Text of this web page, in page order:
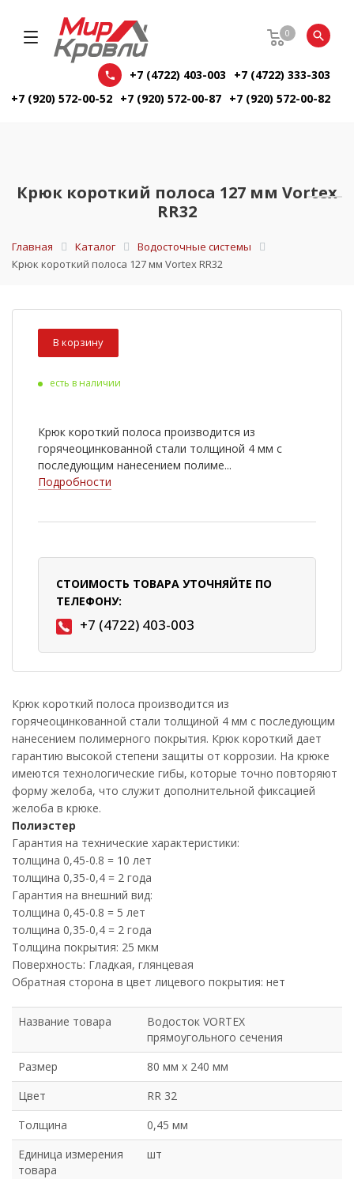
0
+7 (4722) 403-003
+7 (4722) 333-303
+7 (920) 572-00-52 +7 (920) 572-00-87 +7 (920) 572-00-82
Крюк короткий полоса 127 мм Vortex
RR32
Главная Каталог
Водосточные системы
Крюк короткий полоса 127 мм Vortex RR32
В корзину
есть в наличии
Крюк короткий полоса производится из
горячеоцинкованной стали толщиной 4 мм с
последующим нанесением полиме...
Подробности
СТОИМОСТЬ ТОВАРА УТОЧНЯЙТЕ ПО
ТЕЛЕФОНУ:
+7 (4722) 403-003
Крюк короткий полоса производится из
горячеоцинкованной стали толщиной 4 мм с последующим
нанесением полимерного покрытия. Крюк короткий дает
гарантию высокой степени защиты от коррозии. На крюке
имеются технологические гибы, которые точно повторяют
форму желоба, что служит дополнительной фиксацией
желоба в крюке.
Полиэстер
Гарантия на технические характеристики:
толщина 0,45-0.8 = 10 лет
толщина 0,35-0,4 = 2 года
Гарантия на внешний вид:
толщина 0,45-0.8 = 5 лет
толщина 0,35-0,4 = 2 года
Толщина покрытия: 25 мкм
Поверхность: Гладкая, глянцевая
Обратная сторона в цвет лицевого покрытия: нет
Название товара
Водосток VORTEX
прямоугольного сечения
Размер
80 мм х 240 мм
Цвет
RR 32
Толщина
0,45 мм
Единица измерения
товара
шт